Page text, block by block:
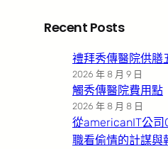
Recent Posts
禮拜秀傳醫院供膳
2026 年 8 月 9 日
觸秀傳醫院費用點
2026 年 8 月 8 日
從americanIT公司
職看偷情的計謀與